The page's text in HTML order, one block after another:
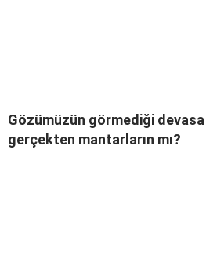
Gözümüzün görmediği
gerçekten mantarların mı?